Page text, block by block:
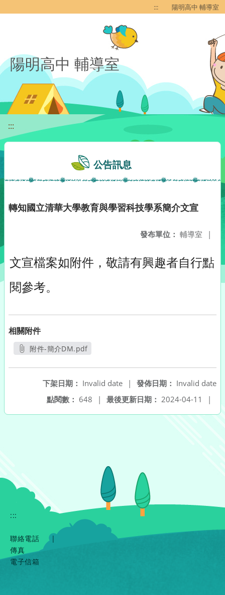
::: 陽明高中 輔導室
陽明高中 輔導室
:::
公告訊息
轉知國立清華大學教育與學習科技學系簡介文宣
發布單位： 輔導室 |
文宣檔案如附件，敬請有興趣者自行點
閱參考。
相關附件
附件-簡介DM.pdf
發佈日期： Invalid date
下架日期： Invalid date
|
最後更新日期： 2024-04-11 |
點閱數： 648 |
:::
聯絡電話
|
傳真
電子信箱